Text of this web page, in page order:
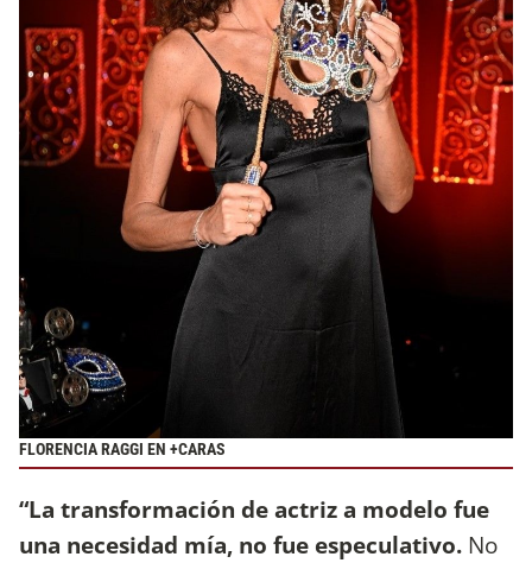
FLORENCIA RAGGI EN +CARAS
“La transformación de actriz a modelo fue
una necesidad mía, no fue especulativo. No